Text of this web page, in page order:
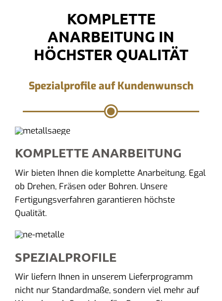
KOMPLETTE
ANARBEITUNG IN
HÖCHSTER QUALITÄT
Spezialprofile auf Kundenwunsch
KOMPLETTE ANARBEITUNG
Wir bieten Ihnen die komplette Anarbeitung. Egal
ob Drehen, Fräsen oder Bohren. Unsere
Fertigungsverfahren garantieren höchste
Qualität.
SPEZIALPROFILE
Wir liefern Ihnen in unserem Lieferprogramm
nicht nur Standardmaße, sondern viel mehr auf